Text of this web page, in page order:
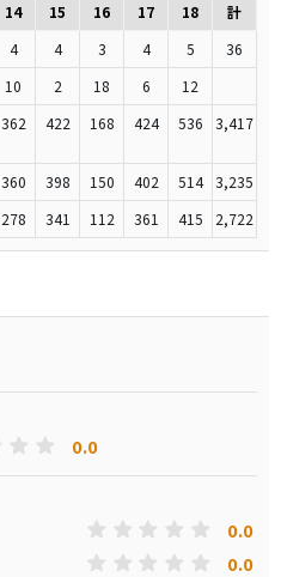
14 15 16 17 18
計
4 4 3 4 5
36
10 2 18 6
12
362 422 168 424 536 3,417
360 398 150 402 514
3,235
278 341 112 361 415 2,722
0.0
0.0
0.0